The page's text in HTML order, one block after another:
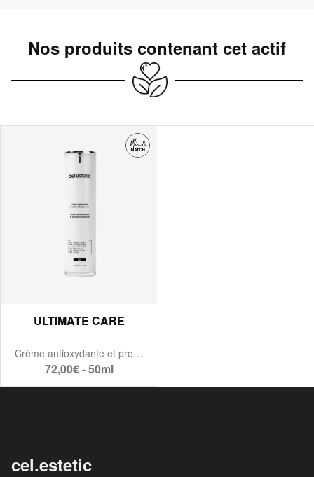
Nos produits contenant cet actif
ULTIMATE CARE
Crème antioxydante et protection urbaine
72,00€ - 50ml
cel.estetic